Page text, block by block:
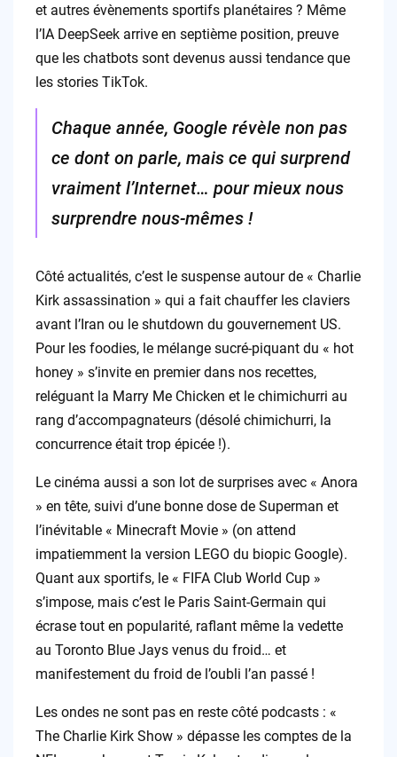
et autres évènements sportifs planétaires ? Même
l’IA DeepSeek arrive en septième position, preuve
que les chatbots sont devenus aussi tendance que
les stories TikTok.
Chaque année, Google révèle non pas
ce dont on parle, mais ce qui surprend
vraiment l’Internet… pour mieux nous
surprendre nous-mêmes !
Côté actualités, c’est le suspense autour de « Charlie
Kirk assassination » qui a fait chauffer les claviers
avant l’Iran ou le shutdown du gouvernement US.
Pour les foodies, le mélange sucré-piquant du « hot
honey » s’invite en premier dans nos recettes,
reléguant la Marry Me Chicken et le chimichurri au
rang d’accompagnateurs (désolé chimichurri, la
concurrence était trop épicée !).
Le cinéma aussi a son lot de surprises avec « Anora
» en tête, suivi d’une bonne dose de Superman et
l’inévitable « Minecraft Movie » (on attend
impatiemment la version LEGO du biopic Google).
Quant aux sportifs, le « FIFA Club World Cup »
s’impose, mais c’est le Paris Saint-Germain qui
écrase tout en popularité, raflant même la vedette
au Toronto Blue Jays venus du froid… et
manifestement du froid de l’oubli l’an passé !
Les ondes ne sont pas en reste côté podcasts : «
The Charlie Kirk Show » dépasse les comptes de la